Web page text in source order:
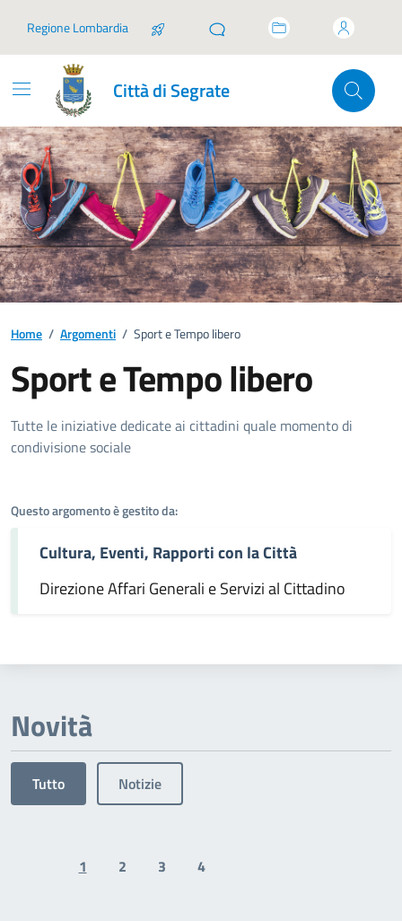
Regione Lombardia
Città di Segrate
Home / Argomenti / Sport e Tempo libero
Sport e Tempo libero
Dettagli dell'argomento
Tutte le iniziative dedicate ai cittadini quale momento di
condivisione sociale
Questo argomento è gestito da:
Cultura, Eventi, Rapporti con la Città
Direzione Affari Generali e Servizi al Cittadino
Novità
Tutto Notizie
Previous page
1 2 3 4